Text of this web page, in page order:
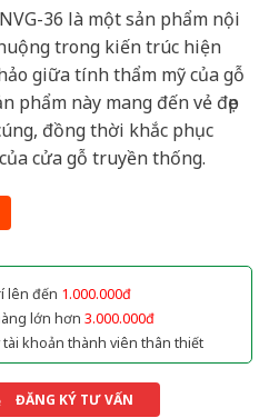
36 là một sản phẩm nội
trong kiến trúc hiện
giữa tính thẩm mỹ của gỗ
phẩm này mang đến vẻ đẹp
đồng thời khắc phục
cửa gỗ truyền thống.
lên đến 1.000.000đ
lớn hơn 3.000.000đ
khoản thành viên thân thiết
ĐĂNG KÝ TƯ VẤN